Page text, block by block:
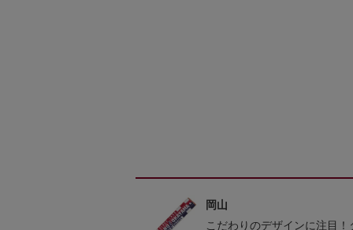
岡山
こだわりのデザインに注目